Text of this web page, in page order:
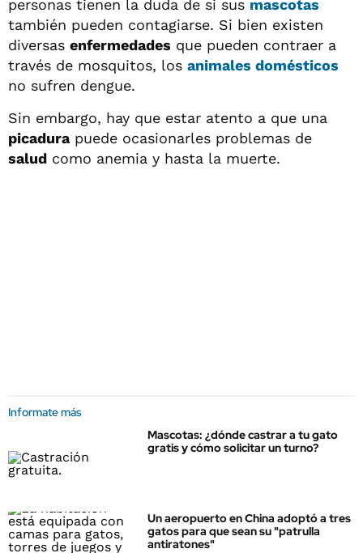
personas tienen la duda de si sus mascotas
también pueden contagiarse. Si bien existen
diversas enfermedades que pueden contraer a
través de mosquitos, los animales domésticos
no sufren dengue.
Sin embargo, hay que estar atento a que una
picadurapuede ocasionarles problemas de
salud como anemia y hasta la muerte.
Informate más
Mascotas: ¿dónde castrar a tu gato
gratis y cómo solicitar un turno?
Un aeropuerto en China adoptó a tres
gatos para que sean su "patrulla
antiratones"